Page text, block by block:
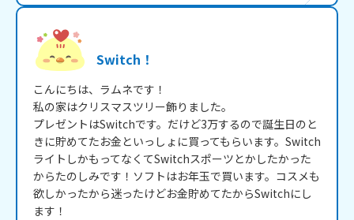
Switch！
こんにちは、ラムネです！
私の家はクリスマスツリー飾りました。
プレゼントはSwitchです。だけど3万するので誕生日のと
きに貯めてたお金といっしょに買ってもらいます。Switch
ライトしかもってなくてSwitchスポーツとかしたかった
からたのしみです！ソフトはお年玉で買います。コスメも
欲しかったから迷ったけどお金貯めてたからSwitchにし
ます！